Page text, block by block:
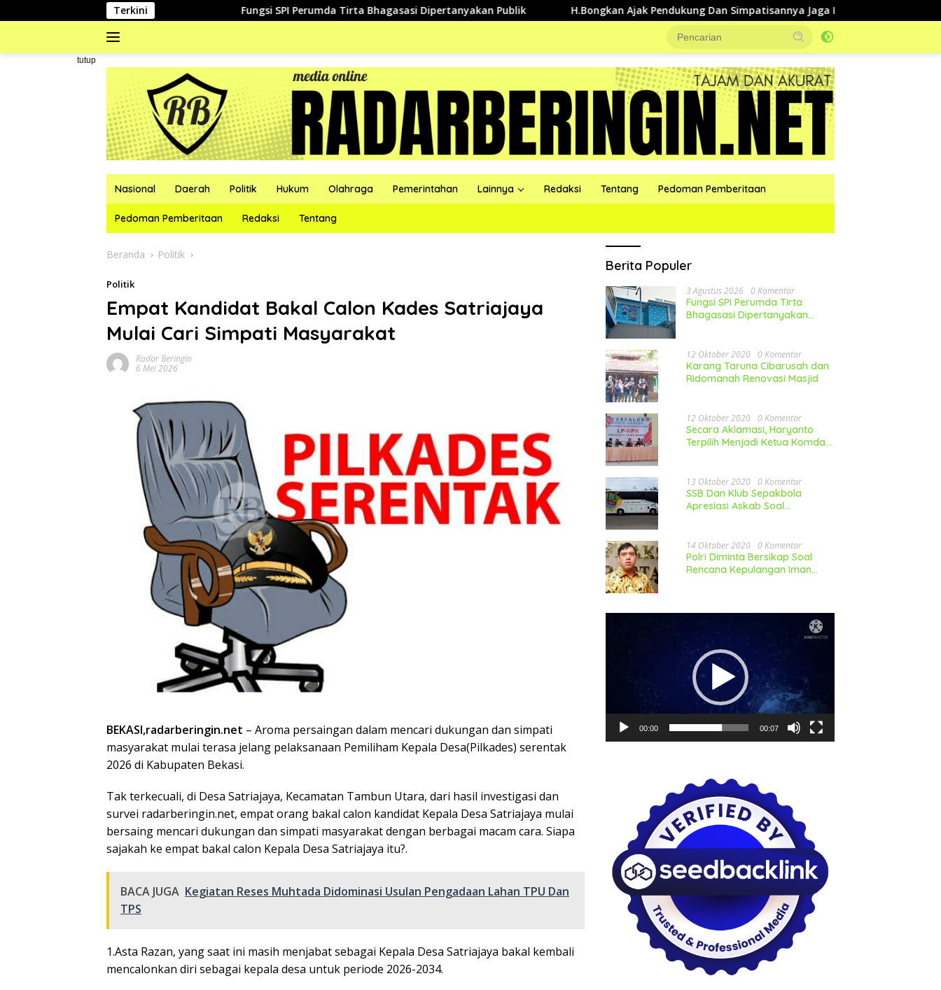
ke
Terkini Fungsi SPI Perumda Tirta Bhagasasi Dipertanyakan Publik H.Bongkan Ajak Pendukung Dan Simpatisannya Jaga Kondusifitas Selama Pilkades
tutup#
Nasional Daerah Politik Hukum Olahraga Pemerintahan Lainnya Redaksi Tentang Pedoman Pemberitaan
Pedoman Pemberitaan Redaksi Tentang
Beranda Politik
Politik
Empat Kandidat Bakal Calon Kades Satriajaya
Mulai Cari Simpati Masyarakat
Radar Beringin
6 Mei 2026
BEKASI,radarberingin.net – Aroma persaingan dalam mencari dukungan dan simpati
masyarakat mulai terasa jelang pelaksanaan Pemiliham Kepala Desa(Pilkades) serentak
2026 di Kabupaten Bekasi.
Tak terkecuali, di Desa Satriajaya, Kecamatan Tambun Utara, dari hasil investigasi dan
survei radarberingin.net, empat orang bakal calon kandidat Kepala Desa Satriajaya mulai
bersaing mencari dukungan dan simpati masyarakat dengan berbagai macam cara. Siapa
sajakah ke empat bakal calon Kepala Desa Satriajaya itu?.
BACA JUGA Kegiatan Reses Muhtada Didominasi Usulan Pengadaan Lahan TPU Dan
TPS
1.Asta Razan, yang saat ini masih menjabat sebagai Kepala Desa Satriajaya bakal kembali
mencalonkan diri sebagai kepala desa untuk periode 2026-2034.
Berita Populer
3 Agustus 2026 0 Komentar
Fungsi SPI Perumda Tirta
Bhagasasi Dipertanyakan
12 Oktober 2020 0 Komentar
Karang Taruna Cibarusah dan
Ridomanah Renovasi Masjid
12 Oktober 2020 0 Komentar
Secara Aklamasi, Haryanto
Terpilih Menjadi Ketua Komda
13 Oktober 2020 0 Komentar
SSB Dan Klub Sepakbola
Apresiasi Askab Soal
14 Oktober 2020 0 Komentar
Polri Diminta Bersikap Soal
Rencana Kepulangan Iman
00:00 00:07